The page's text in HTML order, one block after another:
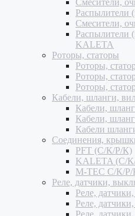
Смесители,
Распылители
Смесители,
Распылители
KALETA
Роторы, статоры
Роторы,
Роторы,
Роторы,
Кабели, шланги,
Кабели,
Кабели,
Кабели
Соединения,
PFT (С/К/Р/К)
KALETA (С/
M-TEC С/К/Р/
Реле, датчики,
Реле,
Реле,